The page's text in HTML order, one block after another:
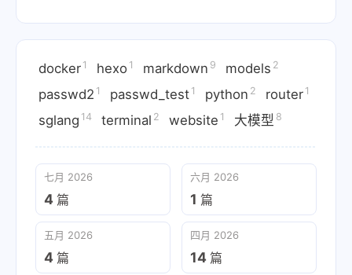
docker 1 hexo 1 markdown 9 models 2
passwd2 1 passwd_test 1 python 2 router 1
sglang 14 terminal 2 website 1 大模型 8
七月 2026
4 篇
六月 2026
1 篇
五月 2026
4 篇
四月 2026
14 篇